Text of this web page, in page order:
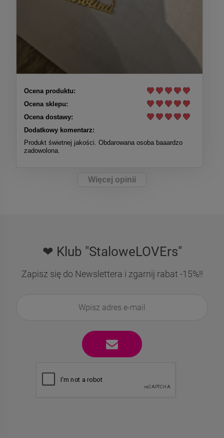
Ocena produktu:
Ocena sklepu:
Ocena dostawy:
Dodatkowy komentarz:
Produkt świetnej jakości. Obdarowana osoba baaardzo
zadowolona.
Więcej opinii
❤ Klub "StaloweLOVErs"
Zapisz się do Newslettera i zgarnij rabat -15%!!